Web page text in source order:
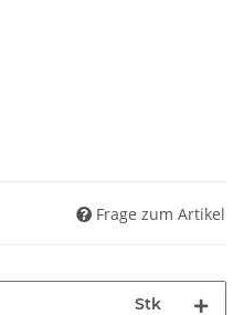
Frage zum Artikel
Stk